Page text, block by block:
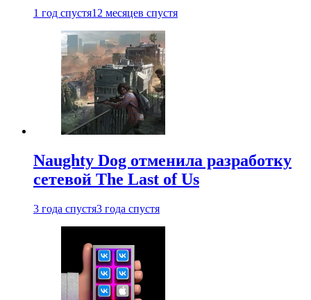
1 год спустя12 месяцев спустя
Naughty Dog отменила разработку
сетевой The Last of Us
3 года спустя3 года спустя